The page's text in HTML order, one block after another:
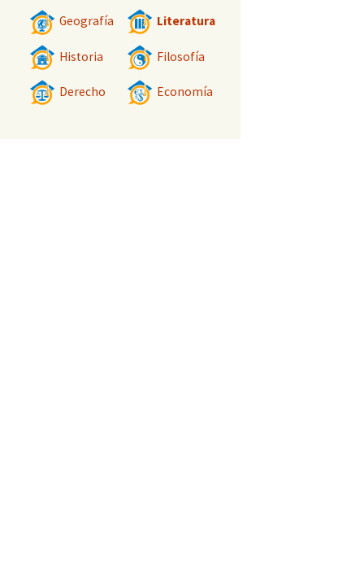
Geografía Literatura
Historia Filosofía
Derecho Economía